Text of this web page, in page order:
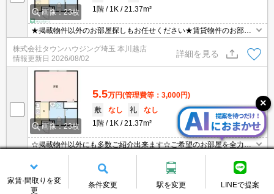
画像：23枚
1階
1K 21.37m²
★掲載物件以外のお部屋探しもお任せください★賃貸物件のお部屋
探しはタウンハウジングへ★
株式会社タウンハウジング埼玉 本川越店
情報更新日 2026/08/02
詳細を見る
画像：23枚
5.5万円(管理費等：3,000円)
敷
なし 礼
なし
1階
1K 21.37m²
☆掲載物件以外にも多数ご紹介出来ます☆ご希望のお部屋を全力で
お探しさせて頂きます♪
株式会社タウンハウジング埼玉 志木店
家賃·間取りを変
更
条件変更 駅を変更 LINEで提案